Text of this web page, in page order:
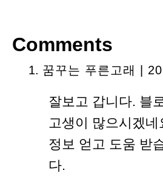
Comments
꿈꾸는 푸른고래 |
잘보고 갑니다. 블
고생이 많으시겠
정보 얻고 도움 받
다.